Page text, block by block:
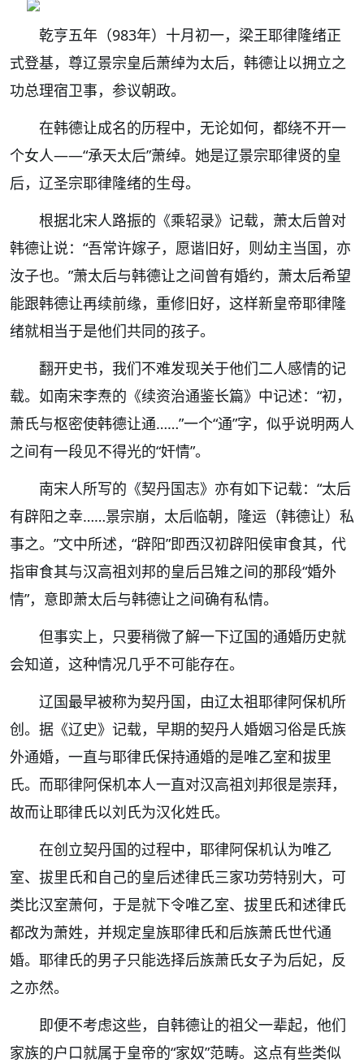
乾亨五年（983年）十月初一，梁王耶律隆绪正
式登基，尊辽景宗皇后萧绰为太后，韩德让以拥立之
功总理宿卫事，参议朝政。
在韩德让成名的历程中，无论如何，都绕不开一
个女人——“承天太后”萧绰。她是辽景宗耶律贤的皇
后，辽圣宗耶律隆绪的生母。
根据北宋人路振的《乘轺录》记载，萧太后曾对
韩德让说：“吾常许嫁子，愿谐旧好，则幼主当国，亦
汝子也。”萧太后与韩德让之间曾有婚约，萧太后希望
能跟韩德让再续前缘，重修旧好，这样新皇帝耶律隆
绪就相当于是他们共同的孩子。
翻开史书，我们不难发现关于他们二人感情的记
载。如南宋李焘的《续资治通鉴长篇》中记述： “初，
萧氏与枢密使韩德让通……”一个“通”字，似乎说明两人
之间有一段见不得光的“奸情”。
南宋人所写的《契丹国志》亦有如下记载：“太后
有辟阳之幸……景宗崩，太后临朝，隆运（韩德让）私
事之。”文中所述，“辟阳”即西汉初辟阳侯审食其，代
指审食其与汉高祖刘邦的皇后吕雉之间的那段“婚外
情”，意即萧太后与韩德让之间确有私情。
但事实上，只要稍微了解一下辽国的通婚历史就
会知道，这种情况几乎不可能存在。
辽国最早被称为契丹国，由辽太祖耶律阿保机所
创。据《辽史》记载，早期的契丹人婚姻习俗是氏族
外通婚，一直与耶律氏保持通婚的是唯乙室和拔里
氏。而耶律阿保机本人一直对汉高祖刘邦很是崇拜，
故而让耶律氏以刘氏为汉化姓氏。
在创立契丹国的过程中，耶律阿保机认为唯乙
室、拔里氏和自己的皇后述律氏三家功劳特别大，可
类比汉室萧何，于是就下令唯乙室、拔里氏和述律氏
都改为萧姓，并规定皇族耶律氏和后族萧氏世代通
婚。耶律氏的男子只能选择后族萧氏女子为后妃，反
之亦然。
即便不考虑这些，自韩德让的祖父一辈起，他们
家族的户口就属于皇帝的“家奴”范畴。这点有些类似